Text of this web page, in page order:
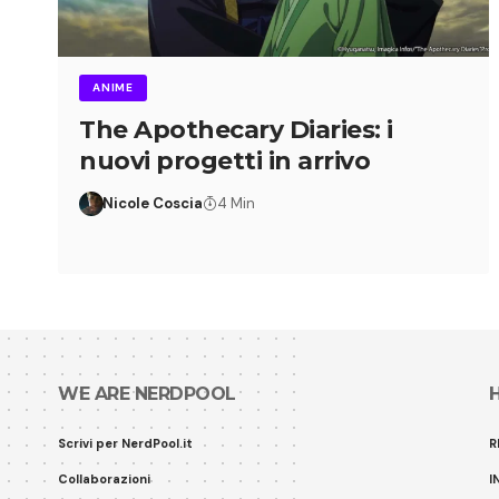
ANIME
The Apothecary Diaries: i
nuovi progetti in arrivo
Nicole Coscia 4 Min
WE ARE NERDPOOL
Scrivi per NerdPool.it
Collaborazioni